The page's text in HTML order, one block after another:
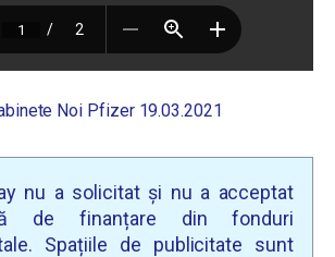
Noi Pfizer 19.03.2021
nu a solicitat și nu a acceptat
de finanțare din fonduri
Spațiile de publicitate sunt